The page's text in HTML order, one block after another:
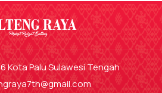
Kota Palu Sulawesi Tengah